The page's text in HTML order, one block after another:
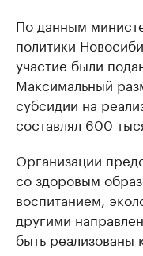
По данным
политики
участие были
Максимальный
субсидии на
составлял 600
Организации
со здоровым
воспитанием,
другими
быть реализованы